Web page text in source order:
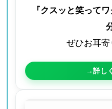
『クスッと笑って
ぜひお耳寄
→詳し